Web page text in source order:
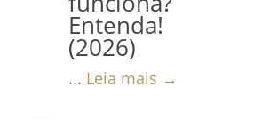
Entenda!
(2026)
... Leia mais →